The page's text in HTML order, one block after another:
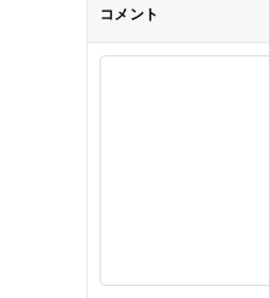
コメント